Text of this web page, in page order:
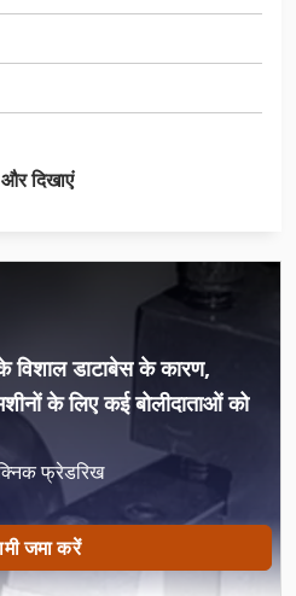
लकड़ी खराद
के लिए युक्तियाँ
और दिखाएं
डाटाबेस के कारण,
के लिए कई बोलीदाताओं को
फ्रेडरिख
जमा करें